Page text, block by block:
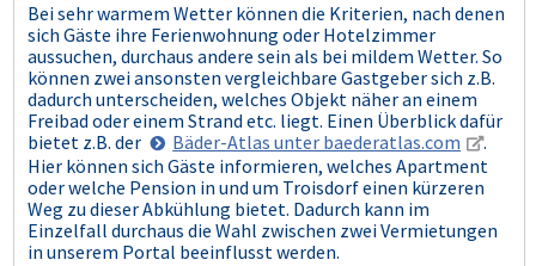
Bei sehr warmem Wetter können die Kriterien, nach denen
sich Gäste ihre Ferienwohnung oder Hotelzimmer
aussuchen, durchaus andere sein als bei mildem Wetter. So
können zwei ansonsten vergleichbare Gastgeber sich z.B.
dadurch unterscheiden, welches Objekt näher an einem
Freibad oder einem Strand etc. liegt. Einen Überblick dafür
bietet z.B. der
Bäder-Atlas unter baederatlas.com
.
Hier können sich Gäste informieren, welches Apartment
oder welche Pension in und um Troisdorf einen kürzeren
Weg zu dieser Abkühlung bietet. Dadurch kann im
Einzelfall durchaus die Wahl zwischen zwei Vermietungen
in unserem Portal beeinflusst werden.